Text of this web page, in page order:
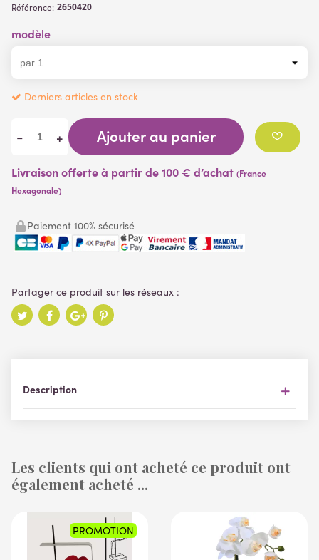
Référence: 2650420
modèle
Derniers articles en stock
- + Ajouter au panier
Livraison offerte à partir de 100 € d’achat (France
Hexagonale)
Paiement 100% sécurisé
Description
Les clients qui ont acheté ce produit ont
également acheté ...
PROMOTION